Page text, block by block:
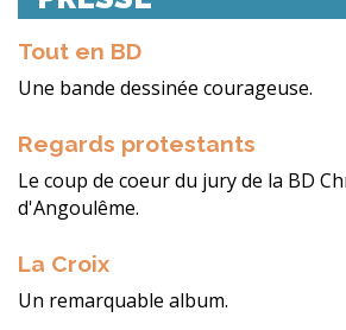
Tout en BD
Une bande dessinée courageuse.
Regards protestants
Le coup de coeur du jury de la BD
d'Angoulême.
La Croix
Un remarquable album.